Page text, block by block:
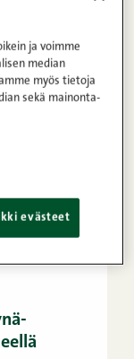
ja voimme
median
myös tietoja
sekä mainonta-
evästeet